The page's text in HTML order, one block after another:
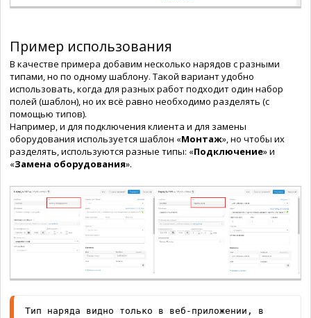
Пример использования
В качестве примера добавим несколько нарядов с разными
типами, но по одному шаблону. Такой вариант удобно
использовать, когда для разных работ подходит один набор
полей (шаблон), но их всё равно необходимо разделять (с
помощью типов).
Например, и для подключения клиента и для замены
оборудования используется шаблон «Монтаж», но чтобы их
разделять, используются разные типы: «Подключение» и
«Замена оборудования».
Тип наряда видно только в веб-приложении, в